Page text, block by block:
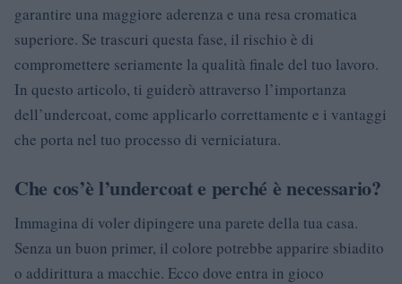
garantire una maggiore aderenza e una resa cromatica
superiore. Se trascuri questa fase, il rischio è di
compromettere seriamente la qualità finale del tuo lavoro.
In questo articolo, ti guiderò attraverso l’importanza
dell’undercoat, come applicarlo correttamente e i vantaggi
che porta nel tuo processo di verniciatura.
Che cos’è l’undercoat e perché è necessario?
Immagina di voler dipingere una parete della tua casa.
Senza un buon primer, il colore potrebbe apparire sbiadito
o addirittura a macchie. Ecco dove entra in gioco